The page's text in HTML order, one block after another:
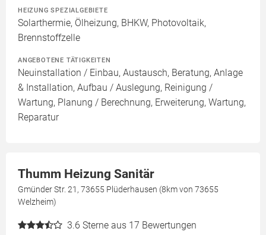
HEIZUNG SPEZIALGEBIETE
Solarthermie, Ölheizung, BHKW, Photovoltaik,
Brennstoffzelle
ANGEBOTENE TÄTIGKEITEN
Neuinstallation / Einbau, Austausch, Beratung, Anlage
& Installation, Aufbau / Auslegung, Reinigung /
Wartung, Planung / Berechnung, Erweiterung, Wartung,
Reparatur
Thumm Heizung Sanitär
Gmünder Str. 21, 73655 Plüderhausen (8km von 73655
Welzheim)
3.6 Sterne aus 17 Bewertungen